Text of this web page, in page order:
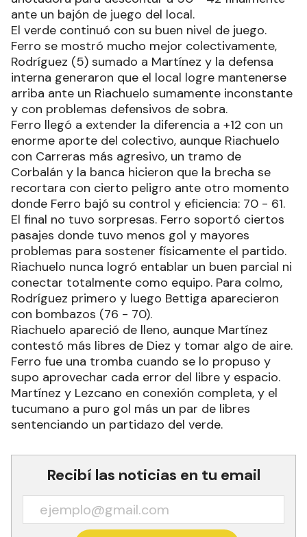
ante un bajón de juego del local.
El verde continuó con su buen nivel de juego.
Ferro se mostró mucho mejor colectivamente,
Rodríguez (5) sumado a Martínez y la defensa
interna generaron que el local logre mantenerse
arriba ante un Riachuelo sumamente inconstante
y con problemas defensivos de sobra.
Ferro llegó a extender la diferencia a +12 con un
enorme aporte del colectivo, aunque Riachuelo
con Carreras más agresivo, un tramo de
Corbalán y la banca hicieron que la brecha se
recortara con cierto peligro ante otro momento
donde Ferro bajó su control y eficiencia: 70 - 61.
El final no tuvo sorpresas. Ferro soportó ciertos
pasajes donde tuvo menos gol y mayores
problemas para sostener físicamente el partido.
Riachuelo nunca logró entablar un buen parcial ni
conectar totalmente como equipo. Para colmo,
Rodríguez primero y luego Bettiga aparecieron
con bombazos (76 - 70).
Riachuelo apareció de lleno, aunque Martínez
contestó más libres de Diez y tomar algo de aire.
Ferro fue una tromba cuando se lo propuso y
supo aprovechar cada error del libre y espacio.
Martínez y Lezcano en conexión completa, y el
tucumano a puro gol más un par de libres
sentenciando un partidazo del verde.
Recibí las noticias en tu email